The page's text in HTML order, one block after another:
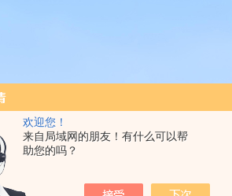
欢迎您！
来自局域网的朋友！有什么可以帮
助您的吗？